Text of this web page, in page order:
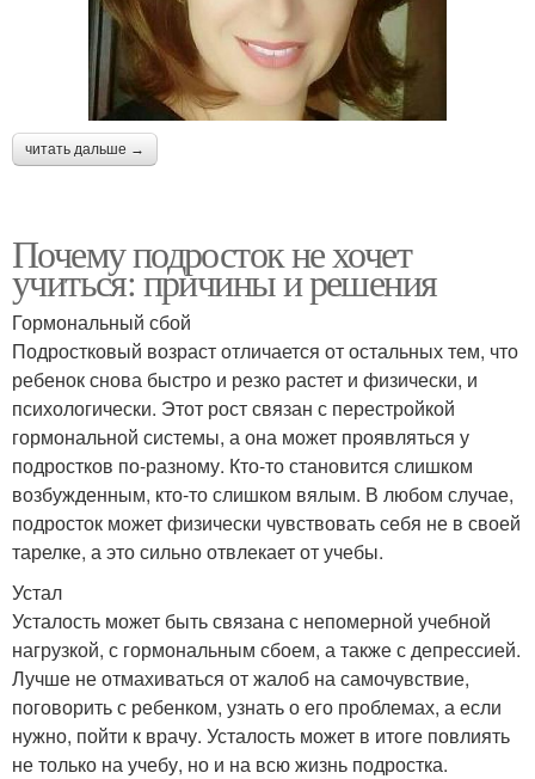
читать дальше →
Почему подросток не хочет
учиться: причины и решения
Гормональный сбой
Подростковый возраст отличается от остальных тем, что
ребенок снова быстро и резко растет и физически, и
психологически. Этот рост связан с перестройкой
гормональной системы, а она может проявляться у
подростков по-разному. Кто-то становится слишком
возбужденным, кто-то слишком вялым. В любом случае,
подросток может физически чувствовать себя не в своей
тарелке, а это сильно отвлекает от учебы.
Устал
Усталость может быть связана с непомерной учебной
нагрузкой, с гормональным сбоем, а также с депрессией.
Лучше не отмахиваться от жалоб на самочувствие,
поговорить с ребенком, узнать о его проблемах, а если
нужно, пойти к врачу. Усталость может в итоге повлиять
не только на учебу, но и на всю жизнь подростка.